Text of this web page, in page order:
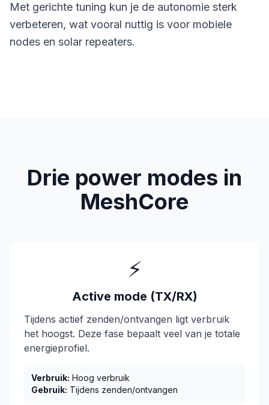
Met gerichte tuning kun je de autonomie sterk
verbeteren, wat vooral nuttig is voor mobiele
nodes en solar repeaters.
Drie power modes in
MeshCore
⚡
Active mode (TX/RX)
Tijdens actief zenden/ontvangen ligt verbruik
het hoogst. Deze fase bepaalt veel van je totale
energieprofiel.
Verbruik: Hoog verbruik
Gebruik: Tijdens zenden/ontvangen